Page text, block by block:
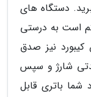
دستگاه های
کم است به درستی
نیز صدق
مدتی شارژ و سپس
شما باتری قابل